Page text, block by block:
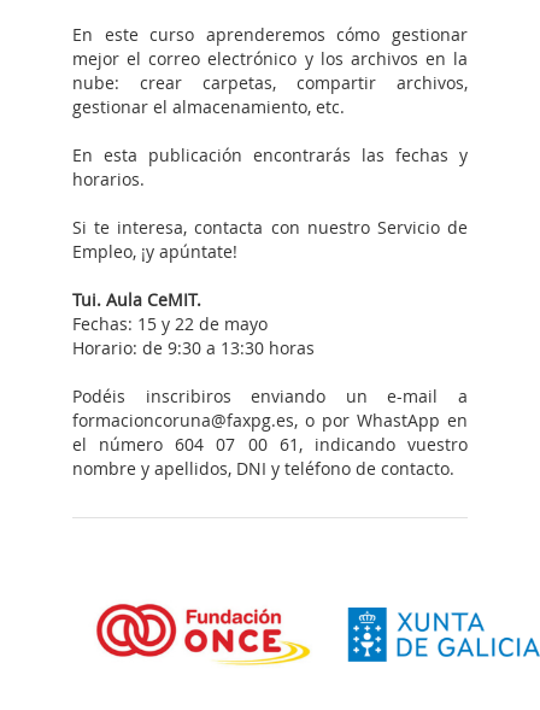
En este curso aprenderemos cómo gestionar
mejor el correo electrónico y los archivos en la
nube: crear carpetas, compartir archivos,
gestionar el almacenamiento, etc.
En esta publicación encontrarás las fechas y
horarios.
Si te interesa, contacta con nuestro Servicio de
Empleo, ¡y apúntate!
Tui. Aula CeMIT.
Fechas: 15 y 22 de mayo
Horario: de 9:30 a 13:30 horas
Podéis inscribiros enviando un e-mail a
formacioncoruna@faxpg.es, o por WhastApp en
el número 604 07 00 61, indicando vuestro
nombre y apellidos, DNI y teléfono de contacto.